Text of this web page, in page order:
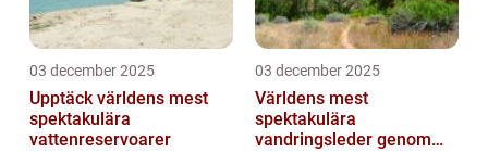
03 december 2025
Upptäck världens mest
spektakulära
vattenreservoarer
03 december 2025
Världens mest
spektakulära
vandringsleder genom